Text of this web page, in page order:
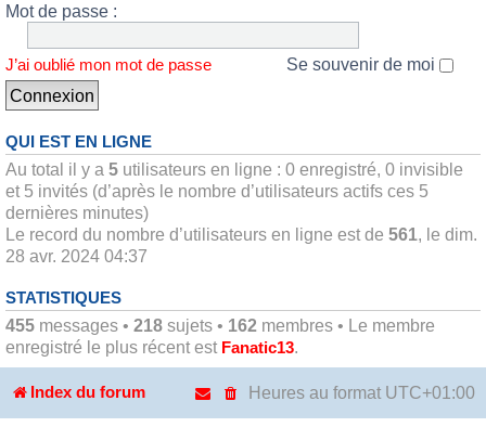
Mot de passe :
J’ai oublié mon mot de passe Se souvenir de moi
QUI EST EN LIGNE
Au total il y a 5 utilisateurs en ligne : 0 enregistré, 0 invisible
et 5 invités (d’après le nombre d’utilisateurs actifs ces 5
dernières minutes)
Le record du nombre d’utilisateurs en ligne est de 561, le dim.
28 avr. 2024 04:37
STATISTIQUES
455 messages • 218 sujets • 162 membres • Le membre
enregistré le plus récent est Fanatic13.
Index du forum Heures au format UTC+01:00